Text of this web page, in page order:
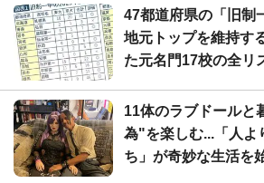
47都道府県の「旧制
地元トップを維持す
た元名門17校の全リ
11体のラブドールと
為"を楽しむ...「人よ
ち」が奇妙な生活を